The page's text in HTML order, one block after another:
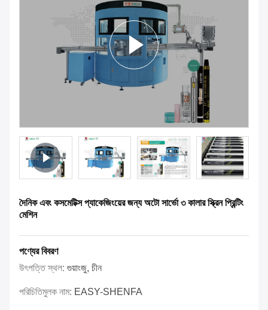
দৈনিক এবং কসমেটিক্স প্যাকেজিংয়ের জন্য অটো সার্ভো ৩ কালার স্ক্রিন প্রিন্টিং
মেশিন
পণ্যের বিবরণ
উৎপত্তি স্থল: গুয়াংজু, চীন
পরিচিতিমুলক নাম: EASY-SHENFA